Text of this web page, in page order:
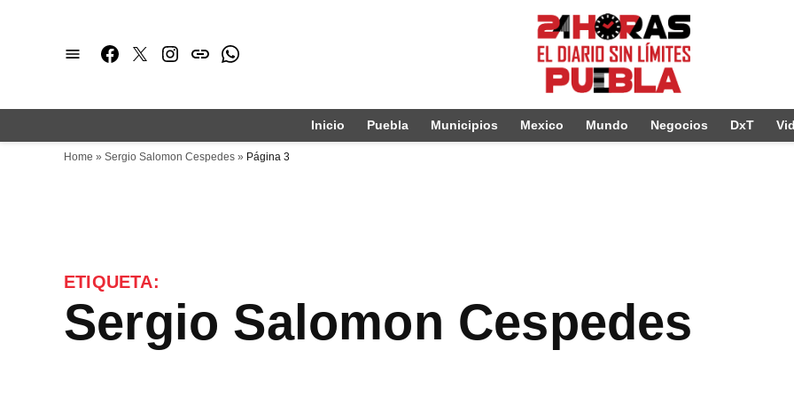
Facebook
TwitterInstagram
issuuWhatsapp
Inicio Puebla Municipios Mexico Mundo Negocios DxT
Home » Sergio Salomon Cespedes » Página 3
ETIQUETA:
Sergio Salomon Cespedes